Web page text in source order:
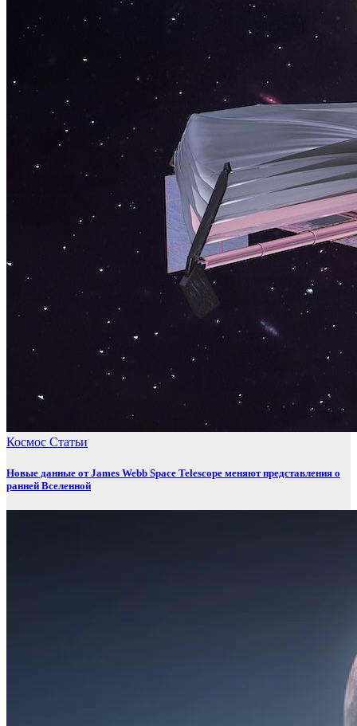
Космос Статьи
Новые данные от James Webb Space Telescope меняют представления о
ранней Вселенной